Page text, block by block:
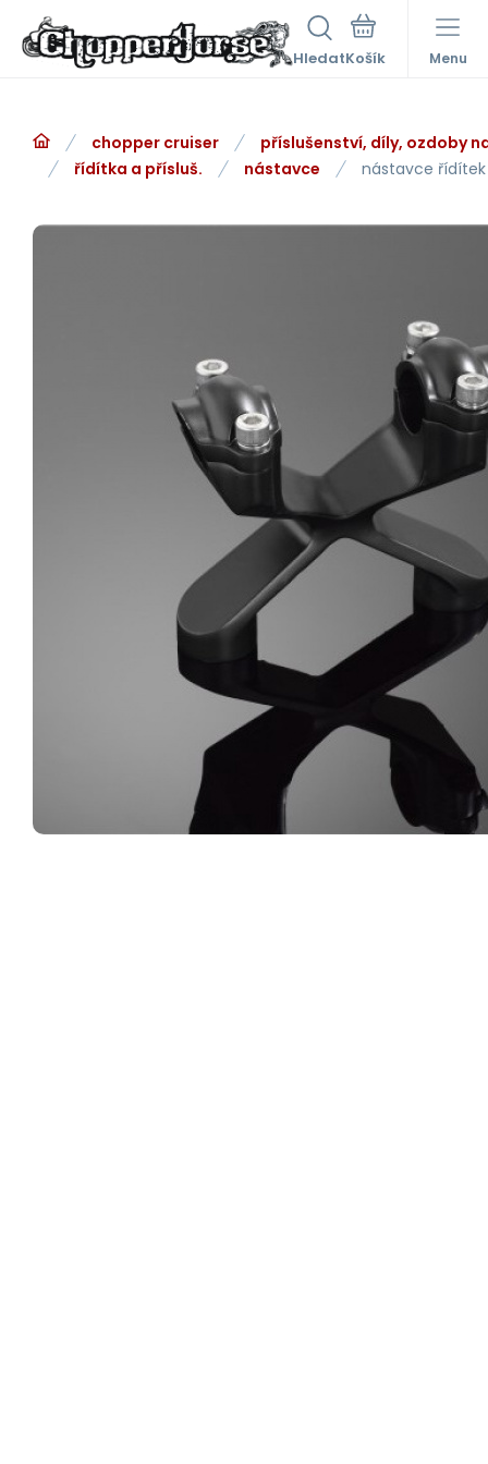
Hledat Menu
chopper cruiser
příslušenství, díly, ozdoby
řídítka a přísluš.
nástavce nástavce řídítek